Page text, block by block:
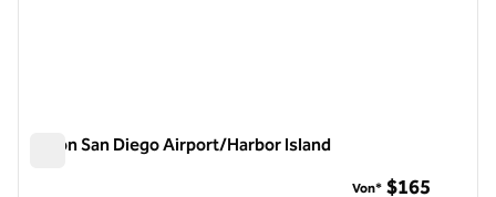
Hilton San Diego Airport/Harbor Island
Von* $165